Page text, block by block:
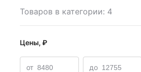
Серверные корпуса
Товаров в категории: 4
Цены, ₽
от до